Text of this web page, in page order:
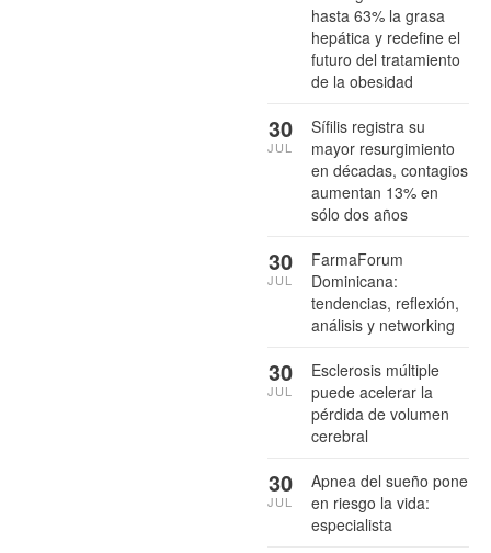
hasta 63% la grasa
hepática y redefine el
futuro del tratamiento
de la obesidad
Sífilis registra su
mayor resurgimiento
en décadas, contagios
aumentan 13% en
sólo dos años
30
JUL
FarmaForum
Dominicana:
tendencias, reflexión,
análisis y networking
30
JUL
Esclerosis múltiple
puede acelerar la
pérdida de volumen
cerebral
30
JUL
Apnea del sueño pone
en riesgo la vida:
especialista
30
JUL